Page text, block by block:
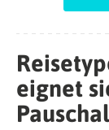
eignet